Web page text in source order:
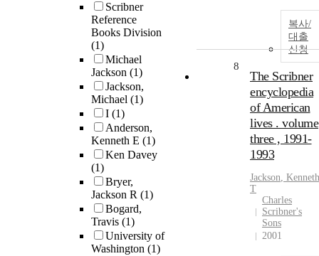
Scribner
Reference
Books Division
(1)
Michael
Jackson (1)
Jackson,
Michael (1)
I (1)
Anderson,
Kenneth E (1)
Ken Davey
(1)
Bryer,
Jackson R (1)
Bogard,
Travis (1)
University of
Washington (1)
복사/
대출
신청
8
The Scribner
encyclopedia
of American
lives . volume
three , 1991-
1993
Jackson, Kenneth
T
Charles
Scribner's
Sons
2001